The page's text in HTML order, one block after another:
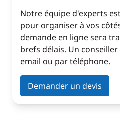
Notre équipe d'experts
pour organiser à vos
demande en ligne sera
brefs délais. Un
email ou par téléphone.
Demander un devis